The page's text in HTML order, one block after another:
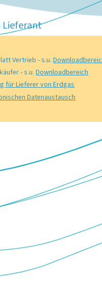
Vertrieb - s.u.
- s.u.Downloadbereich
für Lieferer von Erdgas
Datenaustausch